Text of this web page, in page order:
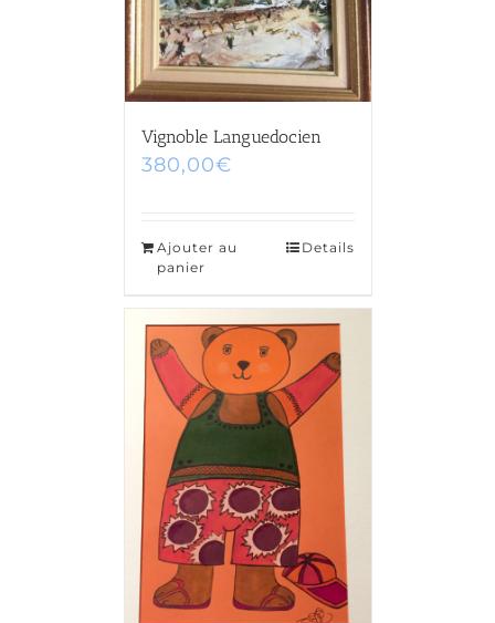
Vignoble Languedocien
380,00€
Ajouter au
panier
Details